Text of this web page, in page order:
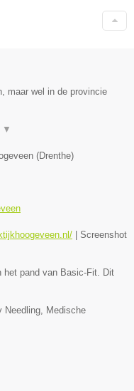
maar wel in de provincie
▼
(Drenthe)
| Screenshot
het pand van Basic-Fit. Dit
Needling, Medische